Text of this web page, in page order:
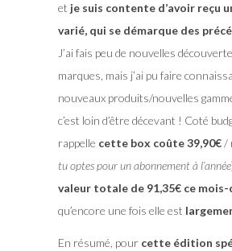
et je suis contente d’avoir reçu
varié, qui se démarque des
J’ai fais peu de nouvelles
marques, mais j’ai pu faire
nouveaux produits/nouvelles
c’est loin d’être décevant ! Coté
rappelle cette box coûte 39,90€/
tu optes pour un abonnement à l’année
valeur totale de 91,35€ ce mois-
qu’encore une fois elle est
En résumé, pour cette édition